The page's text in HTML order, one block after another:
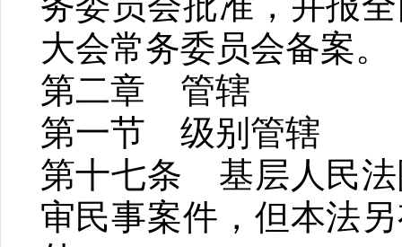
大会常务委员会备案。
第二章 管辖
第一节 级别管辖
第十七条 基层人民法
审民事案件，但本法